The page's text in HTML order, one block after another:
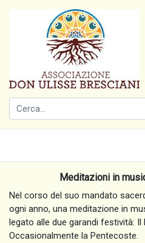
Meditazioni in
Nel corso del suo mandato
ogni anno, una meditazione in
legato alle due garandi festività: Il
Occasionalmente la Pentecoste.